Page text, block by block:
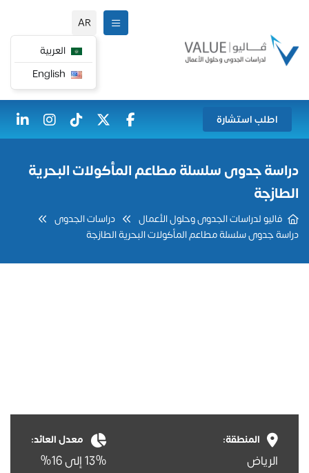
AR
العربية
اطلب استشارة
دراسة جدوى سلسلة مطاعم المأكولات البحرية
الطازجة
فاليو لدراسات الجدوى وحلول الأعمال
دراسات الجدوى
دراسة جدوى سلسلة مطاعم المأكولات البحرية الطازجة
المنطقة:
الرياض
معدل العائد:
13% إلى 16%